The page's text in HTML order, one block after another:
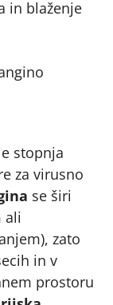
in blaženje
stopnja
za virusno
se širi
ali
zato
in v
prostoru